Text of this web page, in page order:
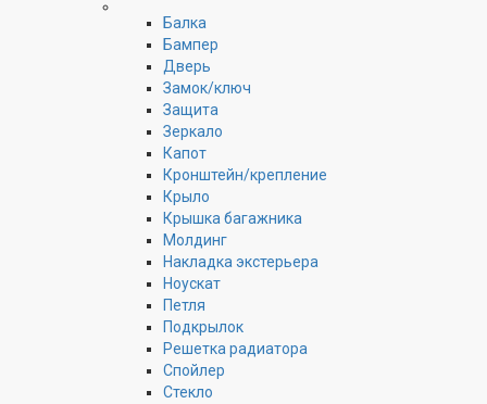
Балка
Бампер
Дверь
Замок/ключ
Защита
Зеркало
Капот
Кронштейн/крепление
Крыло
Крышка багажника
Молдинг
Накладка экстерьера
Ноускат
Петля
Подкрылок
Решетка радиатора
Спойлер
Стекло